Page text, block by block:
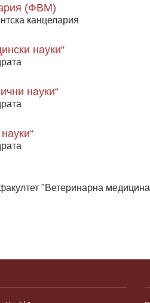
(ФВМ)
канцелария
науки“
науки“
"Ветеринарна